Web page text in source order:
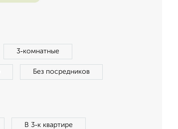
3‑комнатные
Без посредников
В 3‑к квартире